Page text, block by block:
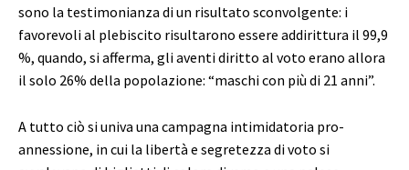
sono la testimonianza di un risultato sconvolgente: i
favorevoli al plebiscito risultarono essere addirittura il 99,9
%, quando, si afferma, gli aventi diritto al voto erano allora
il solo 26% della popolazione: “maschi con più di 21 anni”.
A tutto ciò si univa una campagna intimidatoria pro-
annessione, in cui la libertà e segretezza di voto si